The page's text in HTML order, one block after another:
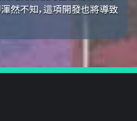
然不知，這項開發也將導致